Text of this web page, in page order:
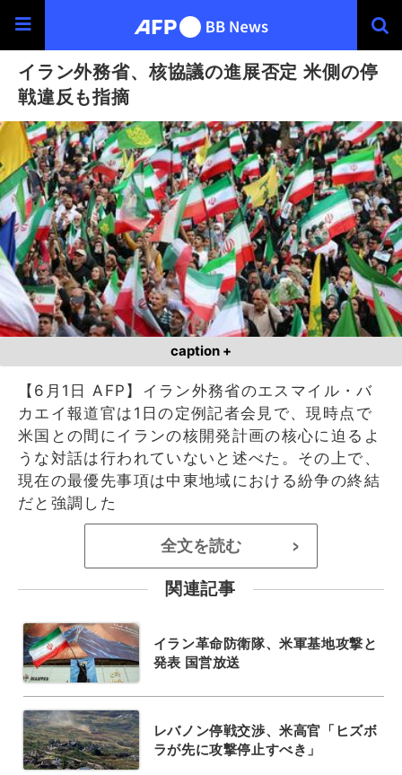
イラン外務省、核協議の進展否定 米側の停
戦違反も指摘
caption +
【6月1日 AFP】イラン外務省のエスマイル・バ
カエイ報道官は1日の定例記者会見で、現時点で
米国との間にイランの核開発計画の核心に迫るよ
うな対話は行われていないと述べた。その上で、
現在の最優先事項は中東地域における紛争の終結
だと強調した
全文を読む >
関連記事
イラン革命防衛隊、米軍基地攻撃と
発表 国営放送
レバノン停戦交渉、米高官「ヒズボ
ラが先に攻撃停止すべき」